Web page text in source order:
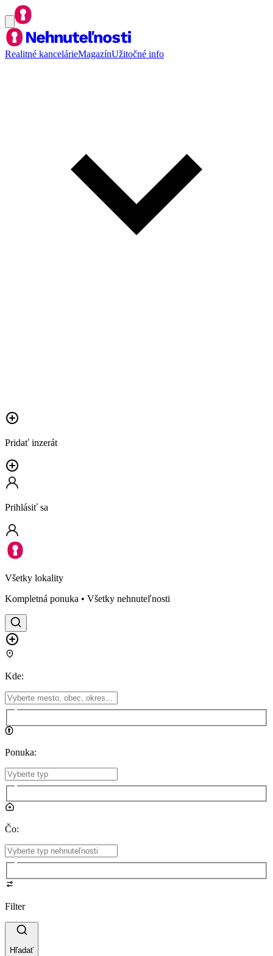
Realitné kancelárieMagazínUžitočné info
Pridať inzerát
Prihlásiť sa
Všetky lokality
Kompletná ponuka • Všetky nehnuteľnosti
Kde:
Ponuka:
Čo:
Filter
Hľadať